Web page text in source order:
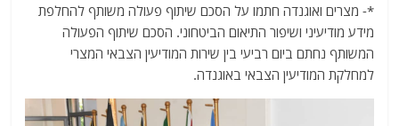
*- מצרים ואוגנדה חתמו על הסכם שיתוף פעולה משותף להחלפת
מידע מודיעיני ושיפור התיאום הביטחוני. הסכם שיתוף הפעולה
המשותף נחתם ביום רביעי בין שירות המודיעין הצבאי המצרי
למחלקת המודיעין הצבאי באוגנדה.